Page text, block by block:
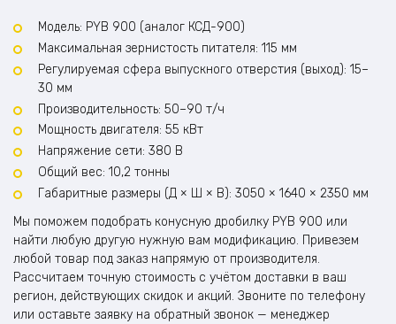
Модель: PYB 900 (аналог КСД-900)
Максимальная зернистость питателя: 115 мм
Регулируемая сфера выпускного отверстия (выход): 15–
30 мм
Производительность: 50–90 т/ч
Мощность двигателя: 55 кВт
Напряжение сети: 380 В
Общий вес: 10,2 тонны
Габаритные размеры (Д × Ш × В): 3050 × 1640 × 2350 мм
Мы поможем подобрать конусную дробилку PYB 900 или
найти любую другую нужную вам модификацию. Привезем
любой товар под заказ напрямую от производителя.
Рассчитаем точную стоимость с учётом доставки в ваш
регион, действующих скидок и акций. Звоните по телефону
или оставьте заявку на обратный звонок — менеджер